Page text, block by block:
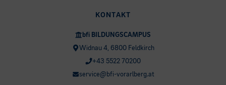
KONTAKT
bfi BILDUNGSCAMPUS
Widnau 4, 6800 Feldkirch
+43 5522 70200
service@bfi-vorarlberg.at